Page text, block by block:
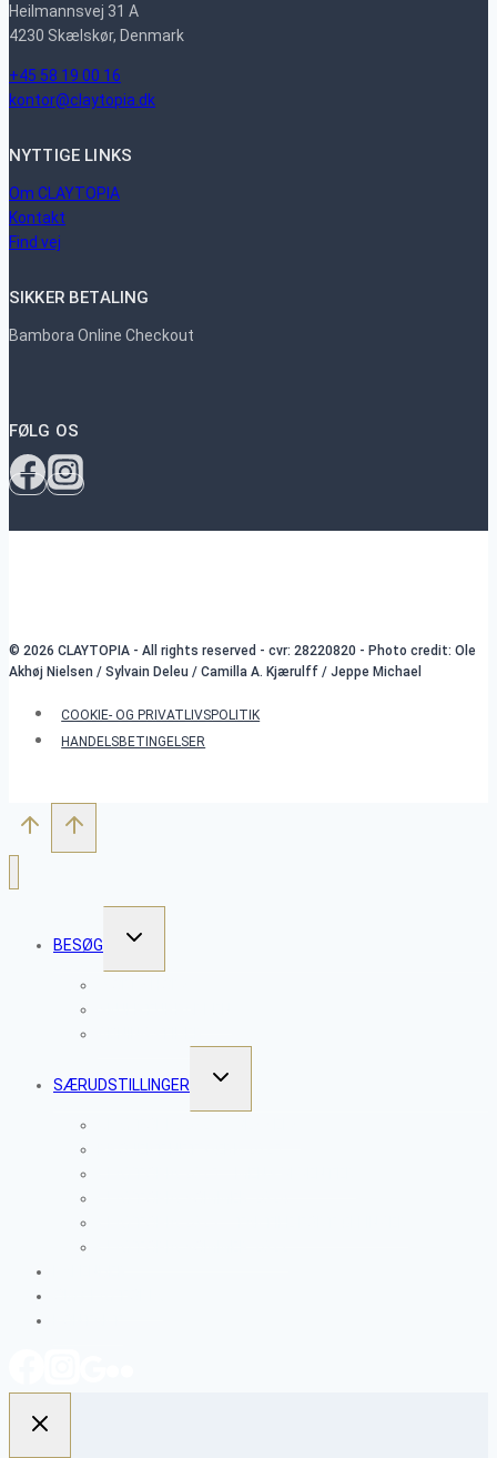
Heilmannsvej 31 A
4230 Skælskør, Denmark
+45 58 19 00 16
kontor@claytopia.dk
NYTTIGE LINKS
Om CLAYTOPIA
Kontakt
Find vej
SIKKER BETALING
Bambora Online Checkout
FØLG OS
© 2026 CLAYTOPIA - All rights reserved - cvr: 28220820 - Photo credit: Ole
Akhøj Nielsen / Sylvain Deleu / Camilla A. Kjærulff / Jeppe Michael
COOKIE- OG PRIVATLIVSPOLITIK
HANDELSBETINGELSER
BESØG
SKIFT
SÆRUDSTILLINGER
SKIFT